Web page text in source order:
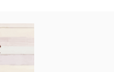
者たちは、何とか計
用いてイエスを捕ら
殺そうと ...